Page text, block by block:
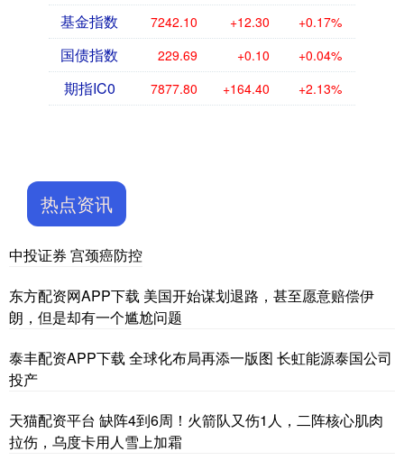
基金指数 7242.10 +12.30 +0.17%
国债指数 229.69 +0.10 +0.04%
期指IC0 7877.80 +164.40 +2.13%
热点资讯
中投证券 宫颈癌防控
东方配资网APP下载 美国开始谋划退路，甚至愿意赔偿伊
朗，但是却有一个尴尬问题
泰丰配资APP下载 全球化布局再添一版图 长虹能源泰国公司
投产
天猫配资平台 缺阵4到6周！火箭队又伤1人，二阵核心肌肉
拉伤，乌度卡用人雪上加霜